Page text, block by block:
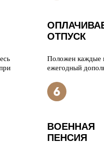
ОТПУСК
Положен каждые
ежегодный
ВОЕННАЯ
ПЕНСИЯ